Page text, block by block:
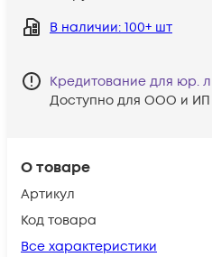
О товаре
Артикул
Код товара
Все характеристики
В наличии: 100+ шт
Кредитование для юр.
Доступно для ООО и ИП